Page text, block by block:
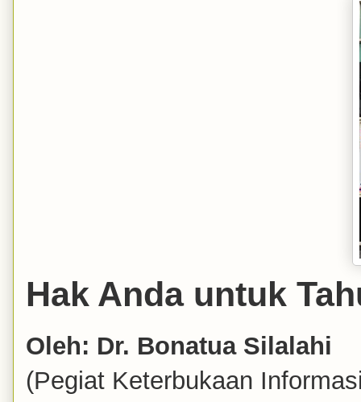
Hak Anda untuk
Oleh: Dr. Bonatua Silalahi
(Pegiat Keterbukaan